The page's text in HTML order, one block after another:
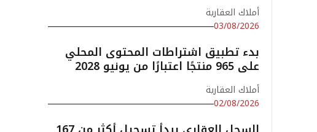
أملاك العقارية
03/08/2026
بدء تطبيق اشتراطات المحتوى المحلي
على 965 منتجًا اعتبارًا من يونيو 2028
أملاك العقارية
02/08/2026